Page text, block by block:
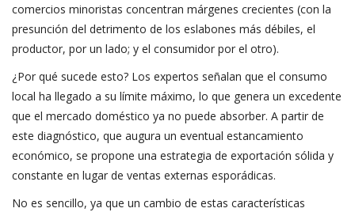
comercios minoristas concentran márgenes crecientes (con la
presunción del detrimento de los eslabones más débiles, el
productor, por un lado; y el consumidor por el otro).
¿Por qué sucede esto? Los expertos señalan que el consumo
local ha llegado a su límite máximo, lo que genera un excedente
que el mercado doméstico ya no puede absorber. A partir de
este diagnóstico, que augura un eventual estancamiento
económico, se propone una estrategia de exportación sólida y
constante en lugar de ventas externas esporádicas.
No es sencillo, ya que un cambio de estas características